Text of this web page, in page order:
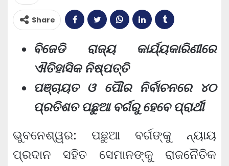
Share
ବିଜେଡି ରାଜ୍ୟ କାର୍ଯ୍ୟକାରିଣୀରେ
ଐତିହାସିକ ନିଷ୍ପତ୍ତି
ପଞ୍ଚାୟତ ଓ ପୌର ନିର୍ବାଚନରେ ୪୦
ପ୍ରତିଶତ ପଛୁଆ ବର୍ଗରୁ ହେବେ ପ୍ରାର୍ଥୀ
ଭୁବନେଶ୍ୱର: ପଛୁଆ ବର୍ଗଙ୍କୁ ନ୍ୟାୟ
ପ୍ରଦାନ ସହିତ ସେମାନଙ୍କୁ ରାଜନୈତିକ